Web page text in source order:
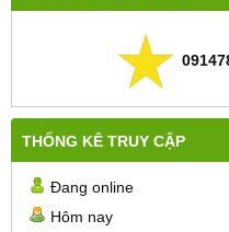
THỐNG KÊ TRUY CẬP
Đang online
Hôm nay